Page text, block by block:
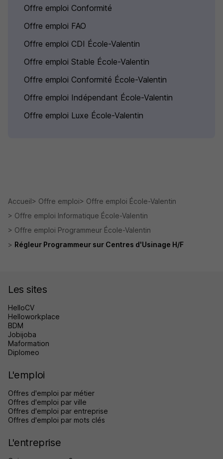
Offre emploi Conformité
Offre emploi FAO
Offre emploi CDI École-Valentin
Offre emploi Stable École-Valentin
Offre emploi Conformité École-Valentin
Offre emploi Indépendant École-Valentin
Offre emploi Luxe École-Valentin
Accueil Offre emploi
Offre emploi École-Valentin
Offre emploi Informatique École-Valentin
Offre emploi Programmeur École-Valentin
Régleur Programmeur sur Centres d'Usinage H/F
Les sites
HelloCV
Helloworkplace
BDM
Jobijoba
Maformation
Diplomeo
L'emploi
Offres d'emploi par métier
Offres d'emploi par ville
Offres d'emploi par entreprise
Offres d'emploi par mots clés
L'entreprise